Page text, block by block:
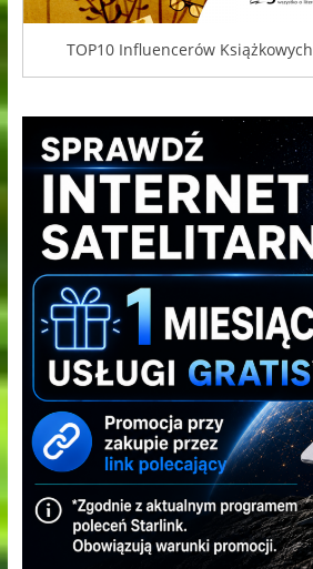
TOP10 Influencerów Książkowych